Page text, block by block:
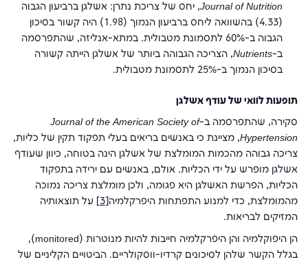
Journal of Nutrition, יחס של צריכת נתרן: אשלגן ברביעון הגבוה
(4.33) בהשוואה ליחס ברביעון הנמוך (1.98) היה קשור בסיכון
הגבוה ב-60% לתסמונת מטבולית. במתא-אנליזה, שהתפרסמה
ב-Nutrients, הצריכה הגבוהה ביותר של אשלגן הייתה קשורה
בסיכון הנמוך ב-25% לתסמונת מטבולית.
תופעות לוואי של עודף אשלגן
סקירה, שהתפרסמה ב-Journal of the American Society of
Hypertension, מציינת כי באנשים בריאים בעלי תפקוּד תקין של כליות,
צריכה גבוהה מהכמות המומלצת של אשלגן הינה בטוחה, כיוון שעודף
אשלגן מופרש על ידי הכליות. אולם, באנשים עם ירידה בתפקוד
הכליות, הפרשת האשלגן היא פגומה, ולכן מומלצת צריכה נמוכה
מהמומלצת, כדי למנוע התפתחות היפרקלמיה[3]
על תוצאותיה
המזיקים לבריאות.
הן היפוקלמיה והן היפרקלמיה חייבות להיות מנוטרות (monitored),
בגלל הקשר שלהן לסיכונים קרדיו-ווסקולריים. הביטויים הקליניים של